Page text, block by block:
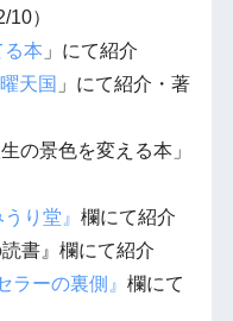
）
る本 」にて紹介
天国 」にて紹介・著
の景色を変える本」
り堂』 欄にて紹介
書』欄にて紹介
ラーの裏側』 欄にて